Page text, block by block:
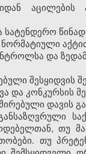
აცილების
სატენდერო
ნორმატიული
და
შესყიდვის
და კონკურსის
დავის
თუ
თუ